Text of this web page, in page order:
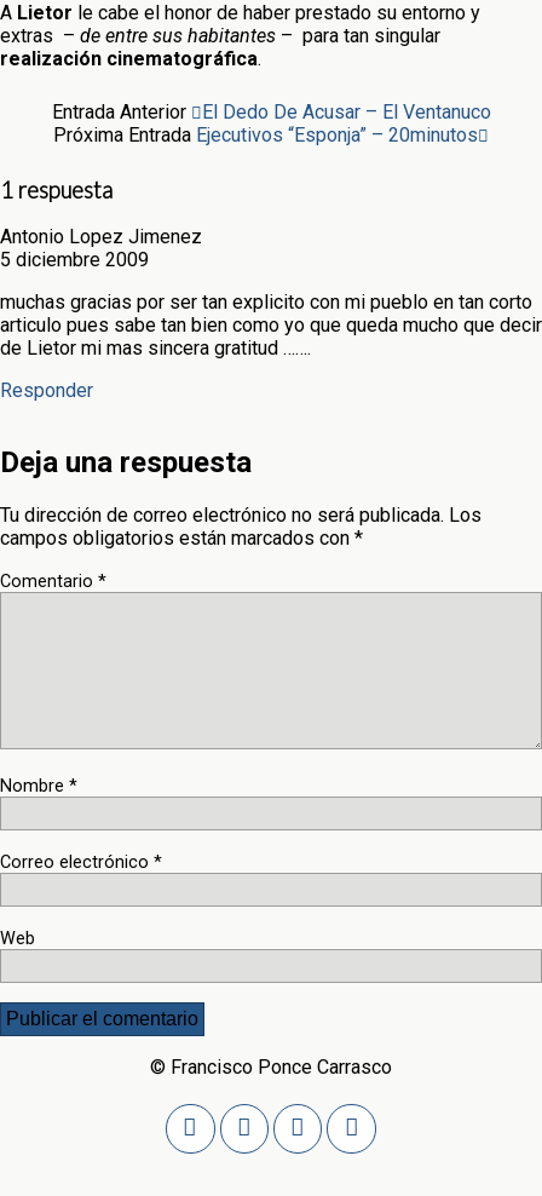
A Lietor le cabe el honor de haber prestado su entorno y
extras – de entre sus habitantes – para tan singular
realización cinematográfica.
Entrada Anterior
El Dedo De Acusar – El Ventanuco
Próxima Entrada Ejecutivos “Esponja” – 20minutos
1 respuesta
Antonio Lopez Jimenez
5 diciembre 2009
muchas gracias por ser tan explicito con mi pueblo en tan corto
articulo pues sabe tan bien como yo que queda mucho que decir
de Lietor mi mas sincera gratitud …….
Responder
Deja una respuesta
Tu dirección de correo electrónico no será publicada. Los
campos obligatorios están marcados con *
Comentario *
Nombre *
Correo electrónico *
Web
© Francisco Ponce Carrasco